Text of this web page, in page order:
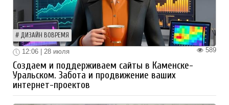
ДИЗАЙН ВОВРЕМЯ
589
12:06 | 28 июля
Создаем и поддерживаем сайты в Каменске-
Уральском. Забота и продвижение ваших
интернет-проектов